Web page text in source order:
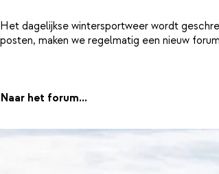
Het dagelijkse wintersportweer wordt
posten, maken we regelmatig een nieuw
Naar het forum...